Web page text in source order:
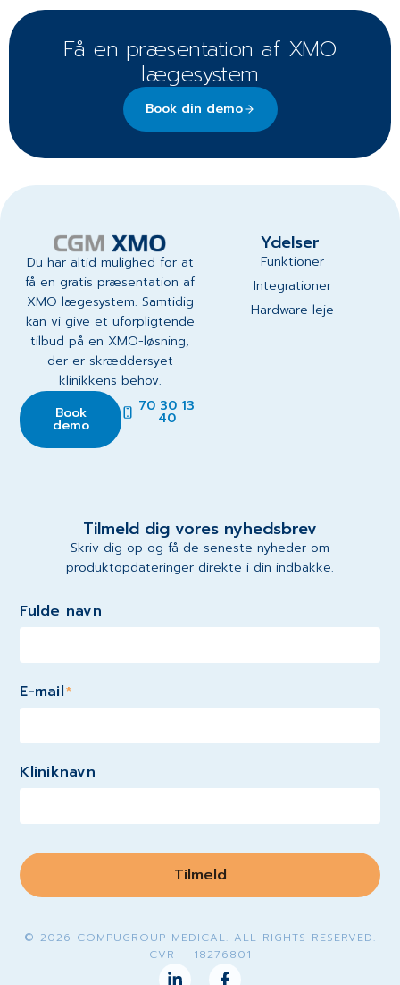
Få en præsentation af XMO
lægesystem
Book din demo
Du har altid mulighed for at
få en gratis præsentation af
XMO lægesystem. Samtidig
kan vi give et uforpligtende
tilbud på en XMO-løsning,
der er skræddersyet
klinikkens behov.
Book
demo
70 30 13
40
Ydelser
Funktioner
Integrationer
Hardware leje
Tilmeld dig vores nyhedsbrev
Skriv dig op og få de seneste nyheder om
produktopdateringer direkte i din indbakke.
Fulde navn
E-mail*
Kliniknavn
Tilmeld
© 2026 COMPUGROUP MEDICAL. ALL RIGHTS RESERVED.
CVR – 18276801